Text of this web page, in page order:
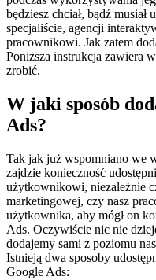
będziesz chciał, bądź
specjaliście, agencji
pracownikowi. Jak zatem
Poniższa instrukcja zawiera
zrobić.
W jaki sposób
Ads?
Tak jak już wspomniano we
zajdzie konieczność
użytkownikowi, niezależnie
marketingowej, czy nasz
użytkownika, aby mógł on
Ads. Oczywiście nic nie
dodajemy sami z poziomu
Istnieją dwa sposoby
Google Ads: